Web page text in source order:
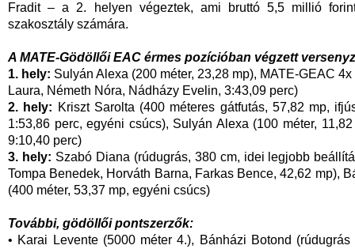
Fradit – a 2. helyen végeztek, ami bruttó 5,5 millió
szakosztály számára.
A MATE-Gödöllői EAC érmes pozícióban végzett
1. hely: Sulyán Alexa (200 méter, 23,28 mp), MATE-GEAC
Laura, Németh Nóra, Nádházy Evelin, 3:43,09 perc)
2. hely: Kriszt Sarolta (400 méteres gátfutás, 57,82 mp,
1:53,86 perc, egyéni csúcs), Sulyán Alexa (100 méter,
9:10,40 perc)
3. hely: Szabó Diana (rúdugrás, 380 cm, idei legjobb
Tompa Benedek, Horváth Barna, Farkas Bence, 42,62 mp),
(400 méter, 53,37 mp, egyéni csúcs)
További, gödöllői pontszerzők:
• Karai Levente (5000 méter 4.), Bánházi Botond